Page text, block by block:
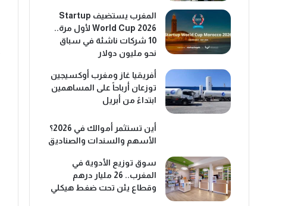
المغرب يستضيف Startup
World Cup 2026 لأول مرة..
10 شركات ناشئة في سباق
نحو مليون دولار
أفريقيا غاز ومغرب أوكسيجين
توزعان أرباحاً على المساهمين
ابتداءً من أبريل
أين تستثمر أموالك في 2026؟
الأسهم والسندات والصناديق
سوق توزيع الأدوية في
المغرب.. 26 مليار درهم
وقطاع يئن تحت ضغط هيكلي